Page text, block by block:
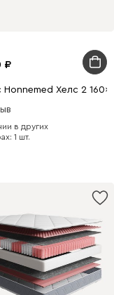
Honnemed Хелс 2
в других
1 шт.